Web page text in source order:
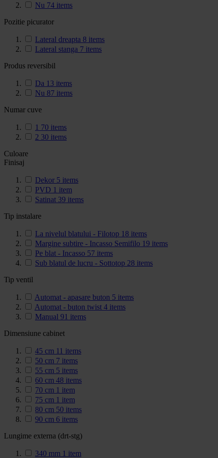
Nu 74 items
Pozitie picurator
Lateral dreapta 8 items
Lateral stanga 7 items
Produs reversibil
Da 13 items
Nu 87 items
Numar cuve
1 70 items
2 30 items
Culoare
Finisaj
Dekor 5 items
PVD 1 item
Satinat 39 items
Tip instalare
La nivelul blatului - Filotop 18 items
Margine subtire - Incasso Semifilo 19 items
Pe blat - Incasso 57 items
Sub blatul de lucru - Sottotop 28 items
Tip ventil
Automat - apasare buton 5 items
Automat - buton twist 4 items
Manual 91 items
Dimensiune cabinet
45 cm 11 items
50 cm 7 items
55 cm 5 items
60 cm 48 items
70 cm 1 item
75 cm 1 item
80 cm 50 items
90 cm 6 items
Lungime externa (drt-stg)
340 mm 1 item